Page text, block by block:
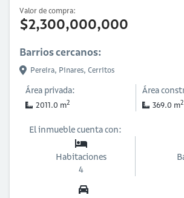
Valor de compra:
$2,300,000,000
Barrios cercanos:
Pereira, Pinares, Cerritos
Área privada:
2011.0 m2
Área
369.0 m2
El inmueble cuenta con:
Habitaciones
4